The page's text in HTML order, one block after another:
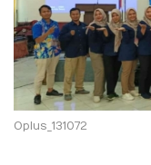
Oplus_131072